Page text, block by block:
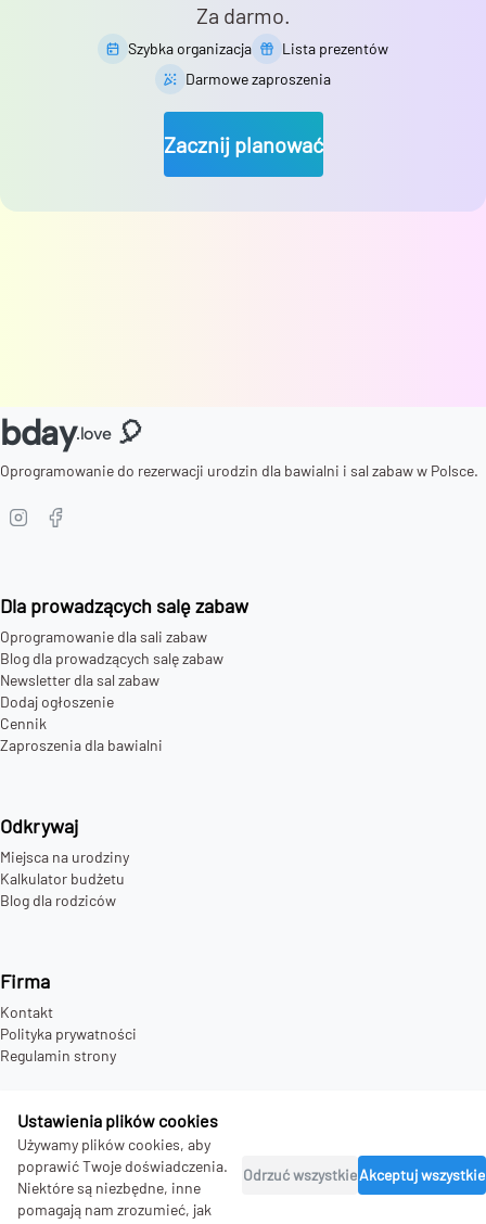
Ustawienia plików cookies
Używamy plików cookies, aby
poprawić Twoje doświadczenia.
Niektóre są niezbędne, inne
pomagają nam zrozumieć, jak
Odrzuć wszystkieAkceptuj wszystkie
Za darmo.
Szybka organizacja
Lista prezentów
Darmowe zaproszenia
Zacznij planować
bday.love 🎈
Oprogramowanie do rezerwacji urodzin dla bawialni i sal zabaw w Polsce.
Dla prowadzących salę zabaw
Oprogramowanie dla sali zabaw
Blog dla prowadzących salę zabaw
Newsletter dla sal zabaw
Dodaj ogłoszenie
Cennik
Zaproszenia dla bawialni
Odkrywaj
Miejsca na urodziny
Kalkulator budżetu
Blog dla rodziców
Firma
Kontakt
Polityka prywatności
Regulamin strony
bday.love - all rights reserved.